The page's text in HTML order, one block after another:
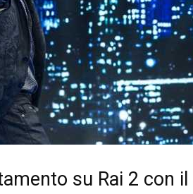
su Rai 2 con